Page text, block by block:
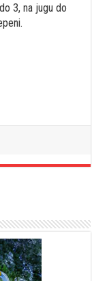
3, na jugu do